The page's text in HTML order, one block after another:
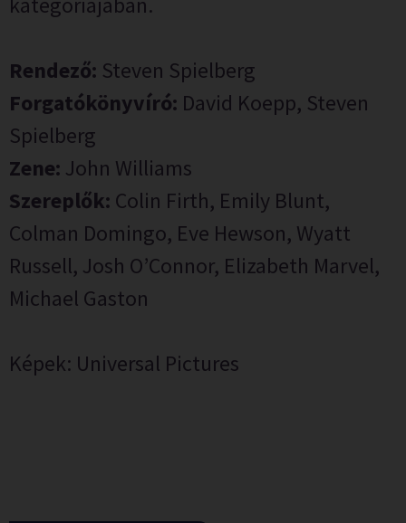
Rendező: Steven Spielberg
Forgatókönyvíró: David Koepp, Steven
Spielberg
Zene: John Williams
Szereplők: Colin Firth, Emily Blunt,
Colman Domingo, Eve Hewson, Wyatt
Russell, Josh O’Connor, Elizabeth Marvel,
Michael Gaston
Képek: Universal Pictures